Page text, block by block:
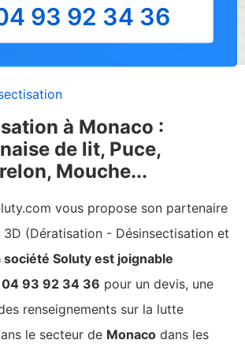
93 92 34 36
à Monaco :
de lit, Puce,
Mouche...
vous propose son partenaire
(Dératisation - Désinsectisation et
société Soluty est joignable
93 92 34 36 pour un devis, une
renseignements sur la lutte
le secteur de Monaco dans les